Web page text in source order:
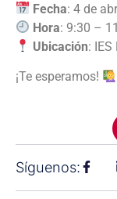
Fecha: 4 de
Hora: 9:30 –
Ubicación:
¡Te esperamos!
Síguenos: